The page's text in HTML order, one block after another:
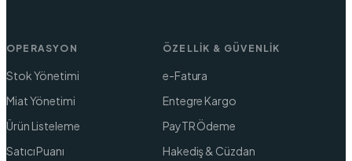
OPERASYON
Stok Yönetimi
Miat Yönetimi
Ürün Listeleme
Satıcı Puanı
ÖZELLIK & GÜVENLIK
e-Fatura
Entegre Kargo
PayTR Ödeme
Hakediş & Cüzdan